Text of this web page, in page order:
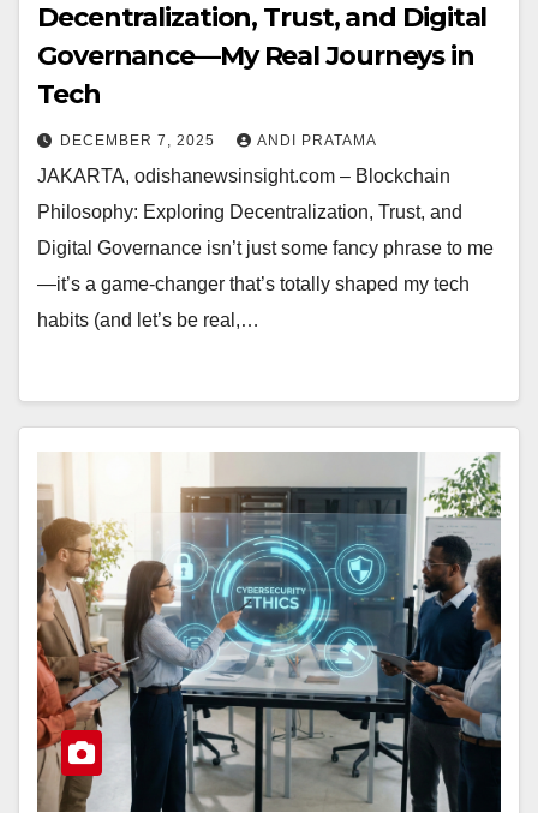
Decentralization, Trust, and Digital
Governance—My Real Journeys in
Tech
DECEMBER 7, 2025 ANDI PRATAMA
JAKARTA, odishanewsinsight.com – Blockchain
Philosophy: Exploring Decentralization, Trust, and
Digital Governance isn’t just some fancy phrase to me
—it’s a game-changer that’s totally shaped my tech
habits (and let’s be real,…